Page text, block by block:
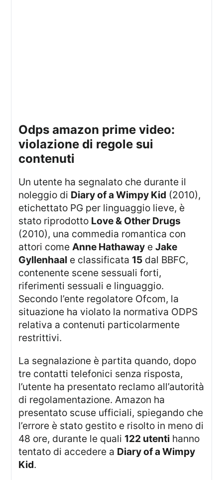
odps amazon prime video:
violazione di regole sui
contenuti
Un utente ha segnalato che durante il
noleggio di Diary of a Wimpy Kid (2010),
etichettato PG per linguaggio lieve, è
stato riprodotto Love & Other Drugs
(2010), una commedia romantica con
attori comeAnne Hathaway eJake
Gyllenhaal e classificata 15 dal BBFC,
contenente scene sessuali forti,
riferimenti sessuali e linguaggio.
Secondo l’ente regolatore Ofcom, la
situazione ha violato la normativa ODPS
relativa a contenuti particolarmente
restrittivi.
La segnalazione è partita quando, dopo
tre contatti telefonici senza risposta,
l’utente ha presentato reclamo all’autorità
di regolamentazione. Amazon ha
presentato scuse ufficiali, spiegando che
l’errore è stato gestito e risolto in meno di
48 ore, durante le quali 122 utenti hanno
tentato di accedere a Diary of a Wimpy
Kid.